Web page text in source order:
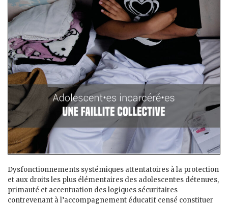
Dysfonctionnements systémiques attentatoires à la protection
et aux droits les plus élémentaires des adolescent·es détenu·es,
primauté et accentuation des logiques sécuritaires
contrevenant à l’accompagnement éducatif censé constituer